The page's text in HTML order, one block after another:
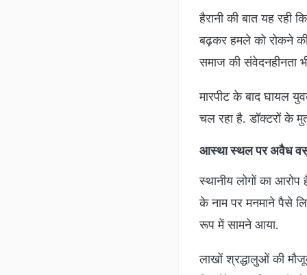
हैरानी की बात यह रही
बढ़कर हमले को रोकने
समाज की संवेदनहीनता
मारपीट के बाद घायल
चल रहा है. डॉक्टरों के
आस्था स्थल पर अवैध
स्थानीय लोगों का
के नाम पर मनमाने पैसे
रूप में सामने आया.
लाखों श्रद्धालुओं की